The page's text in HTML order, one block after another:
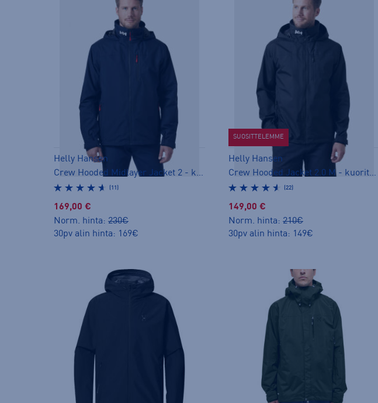
Helly Hansen
Crew Hooded Midlayer Jacket 2 - kuoritakki
(11)
169,00 €
Norm. hinta: 230€
30pv alin hinta: 169€
SUOSITTELEMME
Helly Hansen
Crew Hooded Jacket 2.0 M - kuoritakki
(22)
149,00 €
Norm. hinta: 210€
30pv alin hinta: 149€